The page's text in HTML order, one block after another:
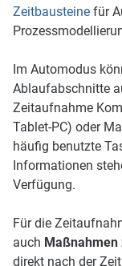
Zeitbausteinefür
Im Automodus
Ablaufabschnitte
Zeitaufnahme
Tablet-PC) oder
häufig benutzte
Informationen
Verfügung.
Für die
auch Maßnahmen
direkt nach der